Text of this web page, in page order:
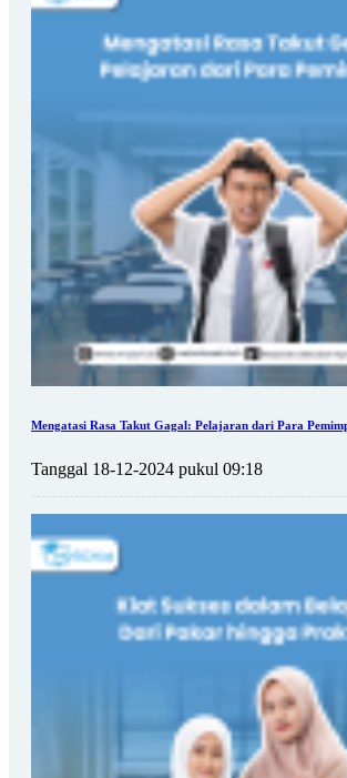
Mengatasi Rasa Takut Gagal: Pelajaran dari Para
Tanggal 18-12-2024 pukul 09:18